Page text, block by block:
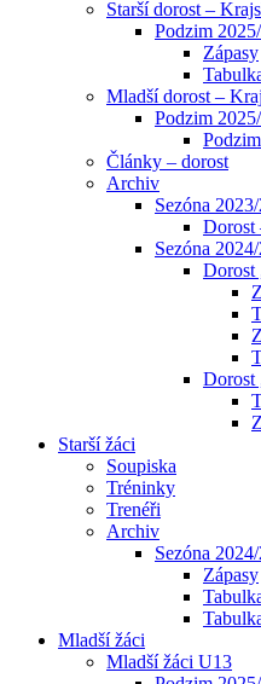
Starší dorost –
Podzim
Zápasy
Mladší dorost –
Podzim
Články – dorost
Archiv
Sezóna
Dorost
Sezóna
Dorost
Dorost
Starší žáci
Soupiska
Tréninky
Trenéři
Archiv
Sezóna
Zápasy
Mladší žáci
Mladší žáci U13